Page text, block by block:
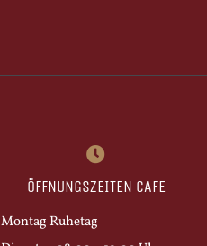
ÖFFNUNGSZEITEN CAFE
Montag Ruhetag